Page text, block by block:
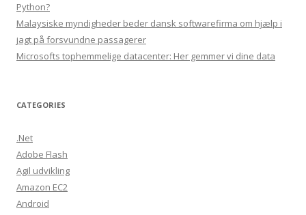
Python?
Malaysiske myndigheder beder dansk softwarefirma om hjælp i
jagt på forsvundne passagerer
Microsofts tophemmelige datacenter: Her gemmer vi dine data
CATEGORIES
.Net
Adobe Flash
Agil udvikling
Amazon EC2
Android